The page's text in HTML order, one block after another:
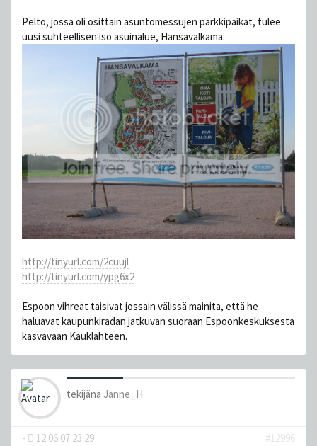
Pelto, jossa oli osittain asuntomessujen parkkipaikat, tulee
uusi suhteellisen iso asuinalue, Hansavalkama.
http://tinyurl.com/2cuujl
http://tinyurl.com/ypg6x2
Espoon vihreät taisivat jossain välissä mainita, että he
haluavat kaupunkiradan jatkuvan suoraan Espoonkeskuksesta
kasvavaan Kauklahteen.
tekijänä Janne_H
- 12.06.07 23:29
#12996